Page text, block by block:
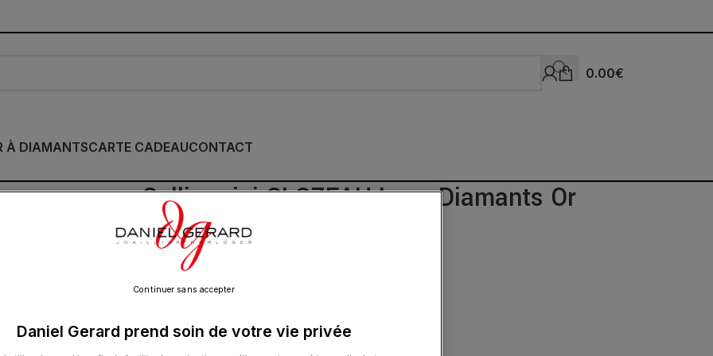
0.00€
À DIAMANTSCARTE CADEAUCONTACT
Collier gigi CLOZEAU Lune Diamants Or
800.00€
RÉSINE
Daniel Gerard prend soin de votre vie privée
Continuer sans accepter